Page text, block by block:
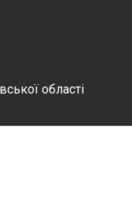
області